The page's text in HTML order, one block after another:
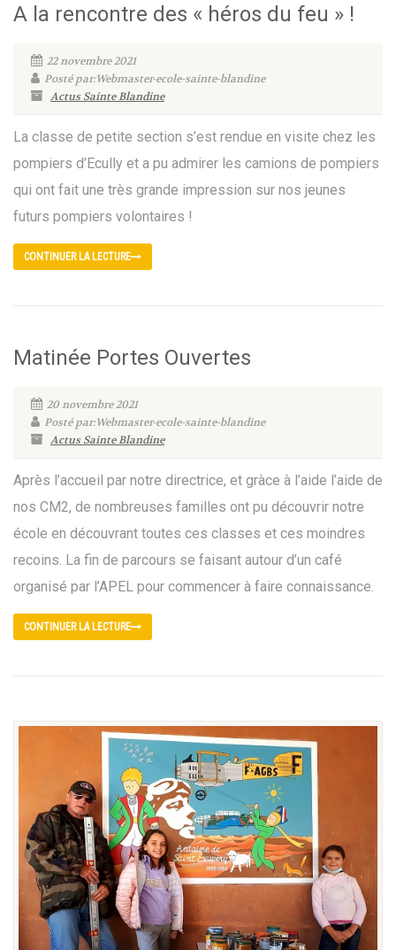
A la rencontre des « héros du feu » !
22 novembre 2021
Posté par:Webmaster-ecole-sainte-blandine
Actus Sainte Blandine
La classe de petite section s’est rendue en visite chez les
pompiers d’Ecully et a pu admirer les camions de pompiers
qui ont fait une très grande impression sur nos jeunes
futurs pompiers volontaires !
CONTINUER LA LECTURE
Matinée Portes Ouvertes
20 novembre 2021
Posté par:Webmaster-ecole-sainte-blandine
Actus Sainte Blandine
Après l’accueil par notre directrice, et gràce à l’aide l’aide de
nos CM2, de nombreuses familles ont pu découvrir notre
école en découvrant toutes ces classes et ces moindres
recoins. La fin de parcours se faisant autour d’un café
organisé par l’APEL pour commencer à faire connaissance.
CONTINUER LA LECTURE